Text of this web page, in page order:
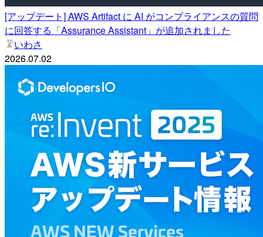
[アップデート] AWS Artifact に AI がコンプライアンスの質問
に回答する「Assurance Assistant」が追加されました
いわさ
2026.07.02